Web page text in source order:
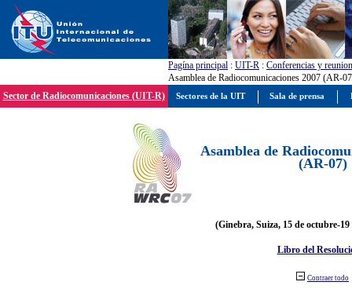
Pagína principal : UIT-R : Conferencias y
Asamblea de Radiocomunicaciones 2007 (AR-
Sector de Radiocomunicaciones (UIT-R)
Asamblea de
(AR-07)
(Ginebra, Suiza, 15 de octubre-19
Libro del
Contraer todo
Sectores de la UIT Sala de prensa